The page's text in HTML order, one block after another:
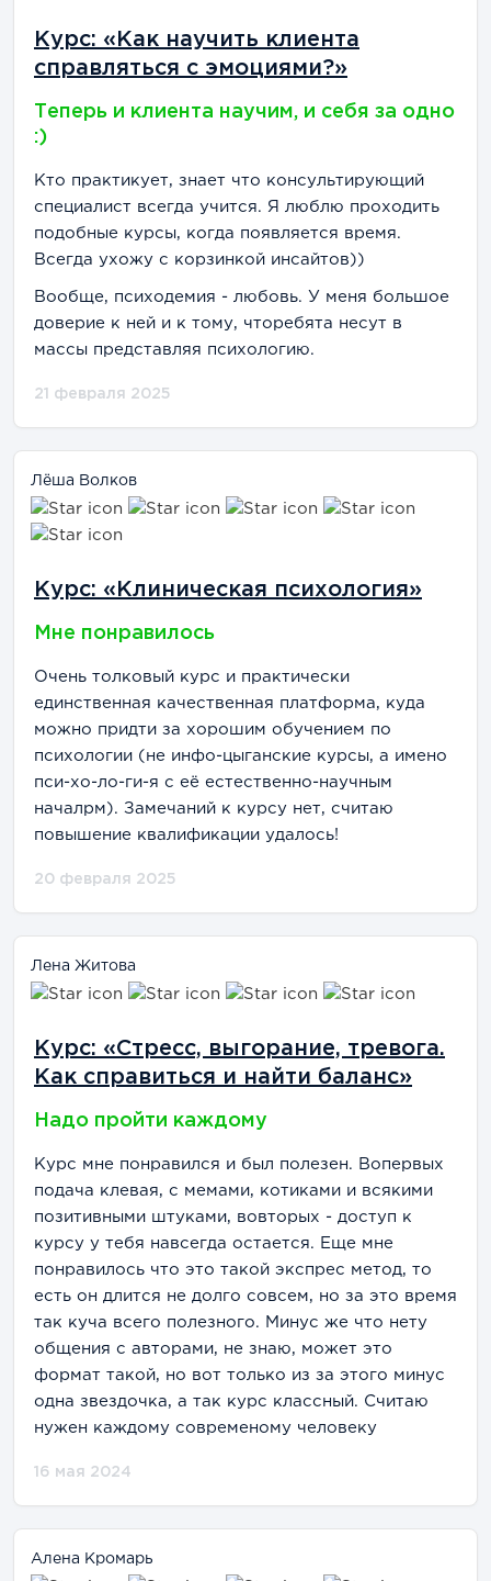
Курс: «Как научить клиента
справляться с эмоциями?»
Теперь и клиента научим, и себя за одно
:)
Кто практикует, знает что консультирующий
специалист всегда учится. Я люблю проходить
подобные курсы, когда появляется время.
Всегда ухожу с корзинкой инсайтов))
Вообще, психодемия - любовь. У меня большое
доверие к ней и к тому, чторебята несут в
массы представляя психологию.
21 февраля 2025
Лёша Волков
Курс: «Клиническая психология»
Мне понравилось
Очень толковый курс и практически
единственная качественная платформа, куда
можно придти за хорошим обучением по
психологии (не инфо-цыганские курсы, а имено
пси-хо-ло-ги-я с её естественно-научным
началрм). Замечаний к курсу нет, считаю
повышение квалификации удалось!
20 февраля 2025
Лена Житова
Курс: «Стресс, выгорание, тревога.
Как справиться и найти баланс»
Надо пройти каждому
Курс мне понравился и был полезен. Вопервых
подача клевая, с мемами, котиками и всякими
позитивными штуками, вовторых - доступ к
курсу у тебя навсегда остается. Еще мне
понравилось что это такой экспрес метод, то
есть он длится не долго совсем, но за это время
так куча всего полезного. Минус же что нету
общения с авторами, не знаю, может это
формат такой, но вот только из за этого минус
одна звездочка, а так курс классный. Считаю
нужен каждому современому человеку
16 мая 2024
Алена Кромарь